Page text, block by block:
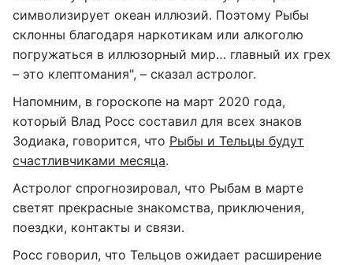
символизирует океан иллюзий. Поэтому Рыбы
склонны благодаря наркотикам или алкоголю
погружаться в иллюзорный мир… главный их грех
– это клептомания", – сказал астролог.
Напомним, в гороскопе на март 2020 года,
который Влад Росс составил для всех знаков
Зодиака, говорится, что Рыбы и Тельцы будут
счастливчиками месяца.
Астролог спрогнозировал, что Рыбам в марте
светят прекрасные знакомства, приключения,
поездки, контакты и связи.
Росс говорил, что Тельцов ожидает расширение